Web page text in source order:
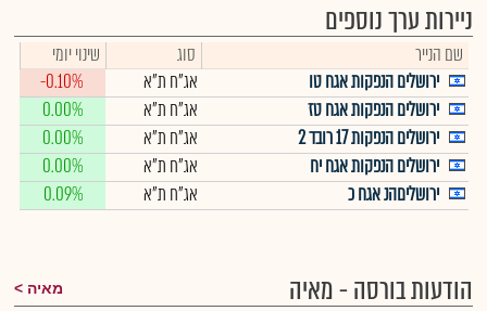
ניירות ערך נוספים
שם הנייר סוג
שינוי יומי
ירושלים הנפקות אגח טו
אג"ח ת"א
-0.10%
ירושלים הנפקות אגח טז
אג"ח ת"א
0.00%
ירושלים הנפקות 17 רובד 2
אג"ח ת"א
0.00%
ירושלים הנפקות אגח יח
אג"ח ת"א
0.00%
ירושליםהנ אגח כ
אג"ח ת"א 0.09%
הודעות בורסה - מאיה מאיה